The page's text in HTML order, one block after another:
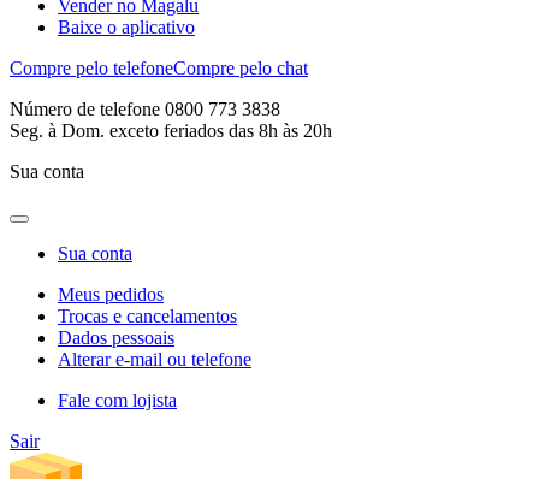
Vender no Magalu
Baixe o aplicativo
Compre pelo telefoneCompre pelo chat
Número de telefone 0800 773 3838
Seg. à Dom. exceto feriados das 8h às 20h
Sua conta
Sua conta
Meus pedidos
Trocas e cancelamentos
Dados pessoais
Alterar e-mail ou telefone
Fale com lojista
Sair